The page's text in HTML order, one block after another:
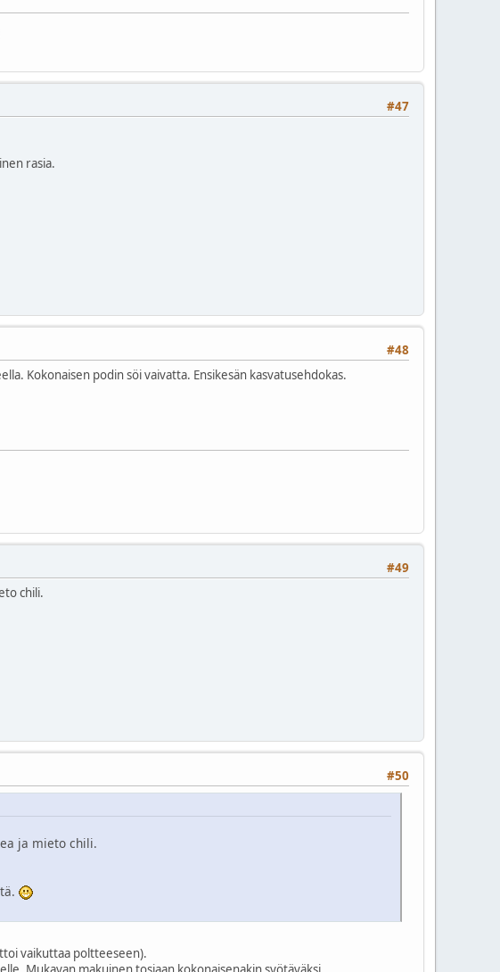
#47
rasia.
#48
Kokonaisen podin söi vaivatta. Ensikesän kasvatusehdokas.
#49
chili.
#50
ja mieto chili.
vaikuttaa poltteeseen).